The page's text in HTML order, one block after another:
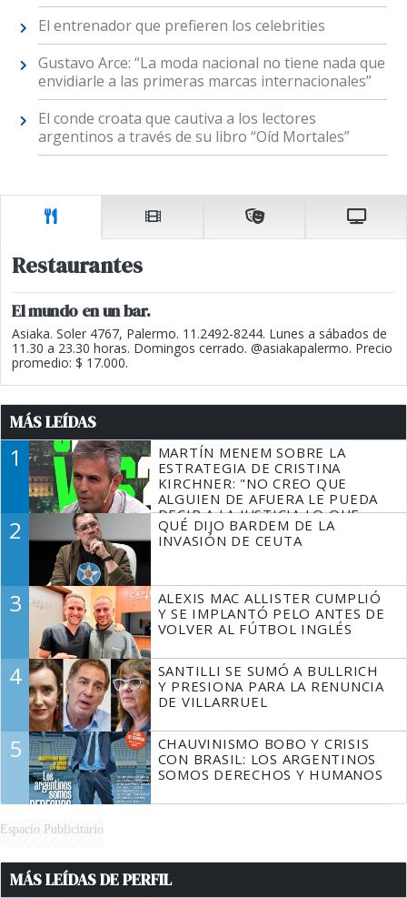
El entrenador que prefieren los celebrities
Gustavo Arce: “La moda nacional no tiene nada que
envidiarle a las primeras marcas internacionales”
El conde croata que cautiva a los lectores
argentinos a través de su libro “Oíd Mortales”
Restaurantes
El mundo en un bar.
Asiaka. Soler 4767, Palermo. 11.2492-8244. Lunes a sábados de
11.30 a 23.30 horas. Domingos cerrado. @asiakapalermo. Precio
promedio: $ 17.000.
MÁS LEÍDAS
1
MARTÍN MENEM SOBRE LA
ESTRATEGIA DE CRISTINA
KIRCHNER: "NO CREO QUE
ALGUIEN DE AFUERA LE PUEDA
DECIR A LA JUSTICIA LO QUE
TIENE QUE HACER"
2
QUÉ DIJO BARDEM DE LA
INVASIÓN DE CEUTA
3
ALEXIS MAC ALLISTER CUMPLIÓ
Y SE IMPLANTÓ PELO ANTES DE
VOLVER AL FÚTBOL INGLÉS
4
SANTILLI SE SUMÓ A BULLRICH
Y PRESIONA PARA LA RENUNCIA
DE VILLARRUEL
5
CHAUVINISMO BOBO Y CRISIS
CON BRASIL: LOS ARGENTINOS
SOMOS DERECHOS Y HUMANOS
Espacio Publicitario
MÁS LEÍDAS DE PERFIL